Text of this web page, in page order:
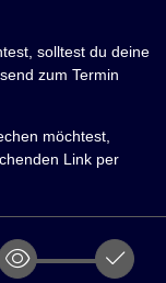
solltest du deine
zum Termin
möchtest,
Link per